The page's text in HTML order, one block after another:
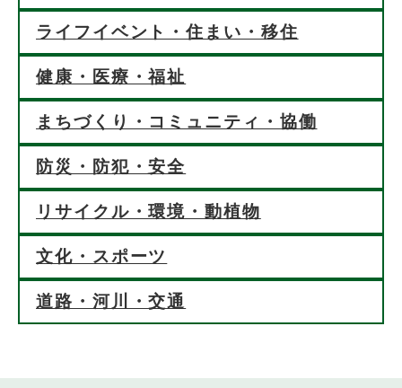
ライフイベント・住まい・移住
健康・医療・福祉
まちづくり・コミュニティ・協働
防災・防犯・安全
リサイクル・環境・動植物
文化・スポーツ
道路・河川・交通